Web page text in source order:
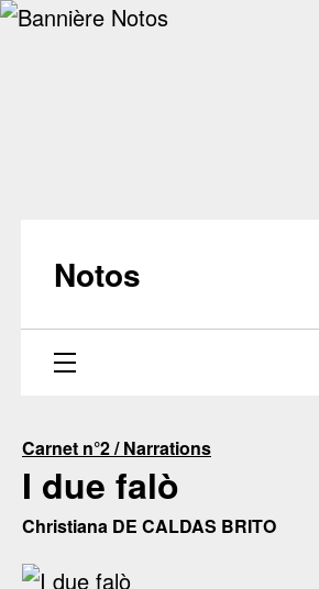
Notos
Carnet n°2 / Narrations
I due falò
Christiana DE CALDAS BRITO